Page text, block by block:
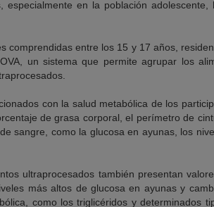
en la población adolescente,
comprendidas entre los 15 y 17 años,
un sistema que permite agrupar los
con la salud metabólica de los
de grasa corporal, el perímetro de
sangre, como la glucosa en ayunas, los
ultraprocesados también presentan
más altos de glucosa en ayunas y
como los triglicéridos y determinados